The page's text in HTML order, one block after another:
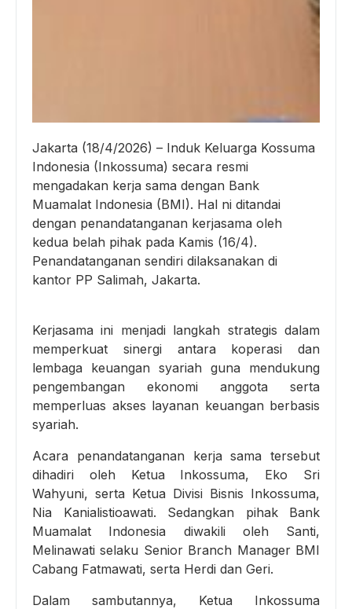
Jakarta (18/4/2026) – Induk Keluarga Kossuma
Indonesia (Inkossuma) secara resmi
mengadakan kerja sama dengan Bank
Muamalat Indonesia (BMI). Hal ni ditandai
dengan penandatanganan kerjasama oleh
kedua belah pihak pada Kamis (16/4).
Penandatanganan sendiri dilaksanakan di
kantor PP Salimah, Jakarta.
Kerjasama ini menjadi langkah strategis dalam
memperkuat sinergi antara koperasi dan
lembaga keuangan syariah guna mendukung
pengembangan ekonomi anggota serta
memperluas akses layanan keuangan berbasis
syariah.
Acara penandatanganan kerja sama tersebut
dihadiri oleh Ketua Inkossuma, Eko Sri
Wahyuni, serta Ketua Divisi Bisnis Inkossuma,
Nia Kanialistioawati. Sedangkan pihak Bank
Muamalat Indonesia diwakili oleh Santi,
Melinawati selaku Senior Branch Manager BMI
Cabang Fatmawati, serta Herdi dan Geri.
Dalam sambutannya, Ketua Inkossuma